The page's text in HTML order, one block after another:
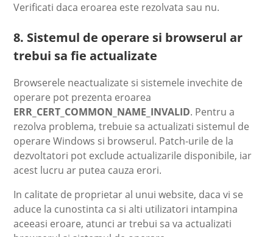
Verificati daca eroarea este rezolvata sau nu.
8. Sistemul de operare si browserul ar
trebui sa fie actualizate
Browserele neactualizate si sistemele invechite de
operare pot prezenta eroarea
ERR_CERT_COMMON_NAME_INVALID. Pentru a
rezolva problema, trebuie sa actualizati sistemul de
operare Windows si browserul. Patch-urile de la
dezvoltatori pot exclude actualizarile disponibile, iar
acest lucru ar putea cauza erori.
In calitate de proprietar al unui website, daca vi se
aduce la cunostinta ca si alti utilizatori intampina
aceeasi eroare, atunci ar trebui sa va actualizati